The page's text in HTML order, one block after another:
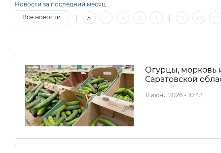
Новости за последний месяц
Все новости
| 5 4 3 2 1 | 31 30 29
Огурцы, морковь
Саратовской
11 июня 2026 - 10:43